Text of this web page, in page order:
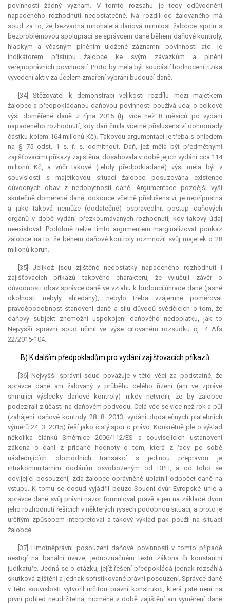
povinnosti žádný význam. V tomto rozsahu je tedy odůvodnění
napadeného rozhodnutí nedostatečné. Na rozdíl od žalovaného má
soud za to, že bezvadná mnohaletá daňová minulost žalobce spolu s
bezproblémovou spoluprací se správcem daně během daňové kontroly,
hladkým a včasným plněním uložené záznamní povinnosti atd. je
indikátorem přístupu žalobce ke svým závazkům a plnění
veřejnoprávních povinností. Proto by měla být součástí hodnocení rizika
vyvedení aktiv za účelem zmaření vybrání budoucí daně.
[34] Stěžovatel k demonstraci velikosti rozdílu mezi majetkem
žalobce a předpokládanou daňovou povinností používá údaj o celkové
výši doměřené daně z října 2015 (tj. více než 8 měsíců po vydání
napadeného rozhodnutí, kdy daň činila včetně příslušenství dohromady
částku kolem 164 milionů Kč). Takovou argumentaci je třeba s ohledem
na § 75 odst. 1 s. ř. s. odmítnout. Daň, jež měla být předmětnými
zajišťovacími příkazy zajištěna, dosahovala v době jejich vydání cca 114
milionů Kč, a vůči takové (tehdy předpokládané) výši měla být v
souvislosti s majetkovou situací žalobce posuzována existence
důvodných obav z nedobytnosti daně. Argumentace pozdější výší
skutečně doměřené daně, dokonce včetně příslušenství, je nepřípustná
a jako taková nemůže (dodatečně) ospravedlnit postup daňových
orgánů v době vydání přezkoumávaných rozhodnutí, kdy takový údaj
neexistoval. Podobně nelze tímto argumentem marginalizovat poukaz
žalobce na to, že během daňové kontroly rozmnožil svůj majetek o 28
milionů korun.
[35] Jelikož jsou zjištěné nedostatky napadeného rozhodnutí i
zajišťovacích příkazů takového charakteru, že vylučují závěr o
důvodnosti obav správce daně ve vztahu k budoucí úhradě daně (jasné
okolnosti nebyly shledány), nebylo třeba vzájemně poměřovat
pravděpodobnost stanovení daně a sílu důvodů svědčících o tom, že
daňový subjekt znemožní uspokojení daňového nedoplatku, jak to
Nejvyšší správní soud učinil ve výše citovaném rozsudku čj. 4 Afs
22/2015-104.
B) K dalším předpokladům pro vydání zajišťovacích příkazů
[36] Nejvyšší správní soud považuje v této věci za podstatné, že
správce daně ani žalovaný v průběhu celého řízení (ani ve zprávě
shrnující výsledky daňové kontroly) nikdy netvrdili, že by žalobce
podezírali z účasti na daňovém podvodu. Celá věc se více než rok a půl
(zahájení daňové kontroly 28. 8. 2013, vydání dodatečných platebních
výměrů 24. 3. 2015) řeší jako čistý spor o právo. Konkrétně jde o výklad
několika článků Směrnice 2006/112/ES a souvisejících ustanovení
zákona o dani z přidané hodnoty o tom, která z řady po sobě
následujících obchodních transakcí s jedinou přepravou je
intrakomunitárním dodáním osvobozeným od DPH, a od toho se
odvíjející posouzení, zda žalobce oprávněně uplatnil odpočet daně na
vstupu. K tomu se dosud vyjádřil pouze Soudní dvůr Evropské unie a
správce daně svůj právní názor formuloval právě a jen na základě dvou
jeho rozhodnutí řešících v některých rysech podobnou situaci, a proto je
určitým způsobem interpretoval a takový výklad pak použil na situaci
žalobce.
[37] Hmotněprávní posouzení daňové povinnosti v tomto případě
nestojí na banální úvaze, jednoznačném textu zákona či konstantní
judikatuře. Jedná se o otázku, jejíž řešení předpokládá jednak rozsáhlá
skutková zjištění a jednak sofistikované právní posouzení. Správce daně
v této souvislosti vytvořil určitou právní konstrukci, která jistě není na
první pohled neudržitelná, nicméně v době zajištění ani vyměření daně